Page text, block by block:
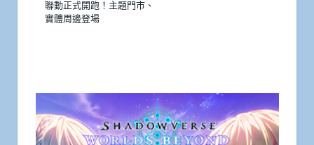
聯動正式開跑！主題門市、
實體周邊登場